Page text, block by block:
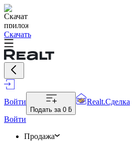
Скачать
Войти
Подать за 0 ƃ
Realt.Сделка
Войти
Продажа